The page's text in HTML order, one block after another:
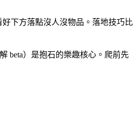
下方落點沒人沒物品。落地技巧比
beta）是抱石的樂趣核心。爬前先